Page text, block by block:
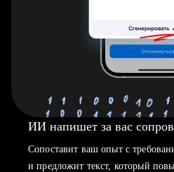
ИИ напишет за вас
Сопоставит ваш опыт с
и предложит текст, который